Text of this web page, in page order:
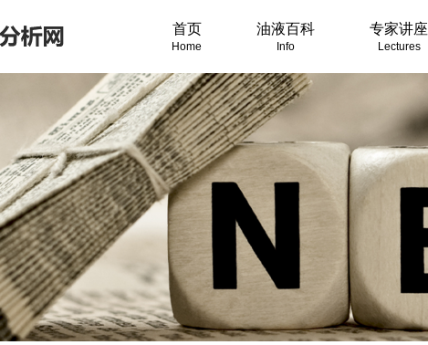
首页
Home
油液百科
Info
专家讲座
Lectures